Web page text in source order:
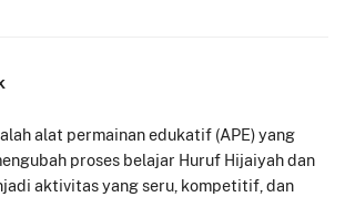
alat permainan edukatif (APE) yang
proses belajar Huruf Hijaiyah dan
aktivitas yang seru, kompetitif, dan